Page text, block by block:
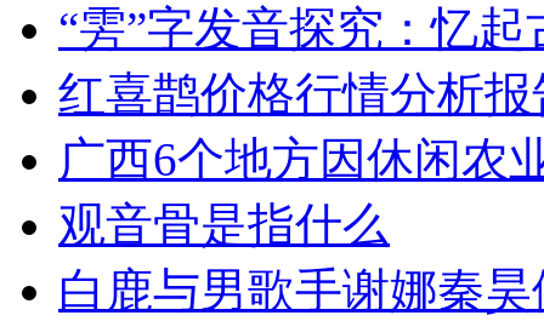
“雱”字发音探究：忆起
红喜鹊价格行情分析报
广西6个地方因休闲农
观音骨是指什么
白鹿与男歌手谢娜秦